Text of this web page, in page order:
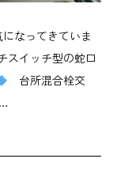
なってきていま
スイッチ型の蛇口
台所混合栓交